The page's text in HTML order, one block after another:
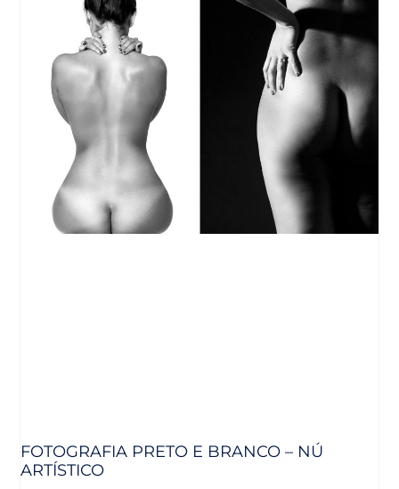
FOTOGRAFIA PRETO E BRANCO – NÚ
ARTÍSTICO